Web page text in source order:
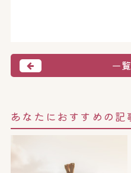
一
あなたにおすすめの記